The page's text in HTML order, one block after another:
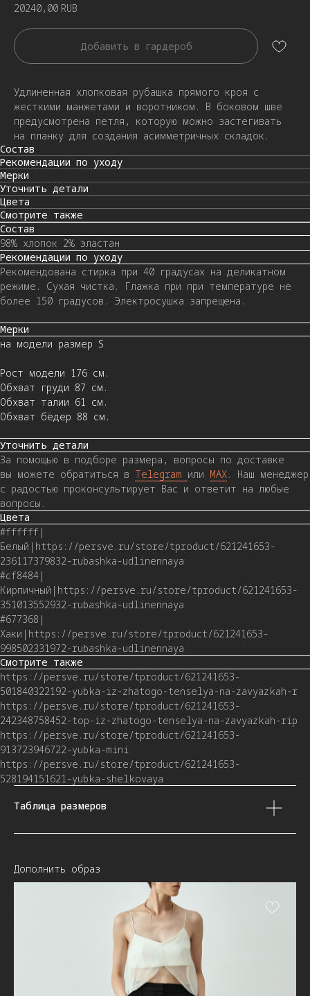
20240,00 RUB
Добавить в гардероб
Удлиненная хлопковая рубашка прямого кроя с
жесткими манжетами и воротником. В боковом шве
предусмотрена петля, которую можно застегивать
на планку для создания асимметричных складок.
Состав
Рекомендации по уходу
Мерки
Уточнить детали
Цвета
Смотрите также
Состав
98% хлопок 2% эластан
Рекомендации по уходу
Рекомендована стирка при 40 градусах на деликатном
режиме. Сухая чистка. Глажка при при температуре не
более 150 градусов. Электросушка запрещена.
Мерки
на модели размер S
Рост модели 176 см.
Обхват груди 87 см.
Обхват талии 61 см.
Обхват бёдер 88 см.
Уточнить детали
За помощью в подборе размера, вопросы по доставке
вы можете обратиться в Telegram или MAX. Наш менеджер
с радостью проконсультирует Вас и ответит на любые
вопросы.
Цвета
#ffffff|
Белый|https://persve.ru/store/tproduct/621241653-
236117379832-rubashka-udlinennaya
#cf8484|
Кирпичный|https://persve.ru/store/tproduct/621241653-
351013552932-rubashka-udlinennaya
#677368|
Хаки|https://persve.ru/store/tproduct/621241653-
998502331972-rubashka-udlinennaya
Смотрите также
https://persve.ru/store/tproduct/621241653-
501840322192-yubka-iz-zhatogo-tenselya-na-zavyazkah-r
https://persve.ru/store/tproduct/621241653-
242348758452-top-iz-zhatogo-tenselya-na-zavyazkah-rip
https://persve.ru/store/tproduct/621241653-
913723946722-yubka-mini
https://persve.ru/store/tproduct/621241653-
528194151621-yubka-shelkovaya
Таблица размеров
Дополнить образ